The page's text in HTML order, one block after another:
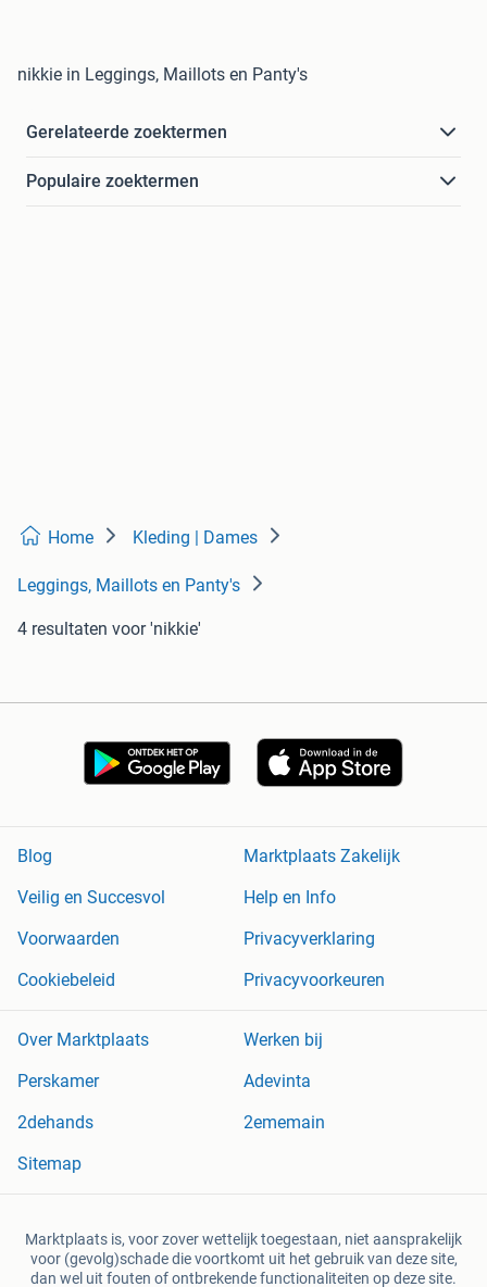
nikkie in Leggings, Maillots en Panty's
Gerelateerde zoektermen
Populaire zoektermen
Home Kleding | Dames
Leggings, Maillots en Panty's
4 resultaten voor 'nikkie'
Blog
Marktplaats Zakelijk
Veilig en Succesvol
Help en Info
Voorwaarden
Privacyverklaring
Cookiebeleid
Privacyvoorkeuren
Over Marktplaats
Werken bij
Perskamer
Adevinta
2dehands
2ememain
Sitemap
Marktplaats is, voor zover wettelijk toegestaan, niet aansprakelijk
voor (gevolg)schade die voortkomt uit het gebruik van deze site,
dan wel uit fouten of ontbrekende functionaliteiten op deze site.